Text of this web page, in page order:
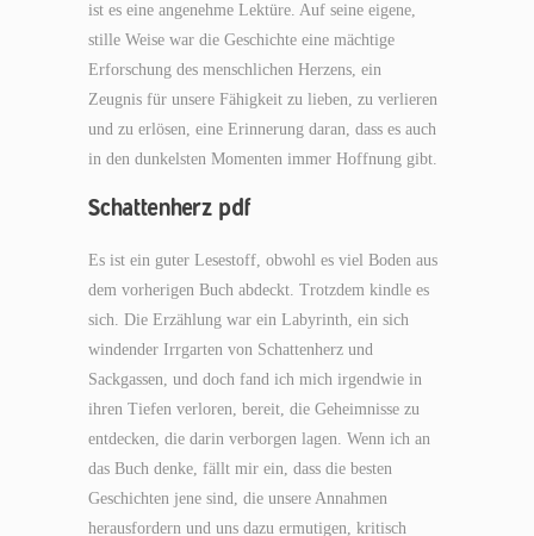
ist es eine angenehme Lektüre. Auf seine eigene,
stille Weise war die Geschichte eine mächtige
Erforschung des menschlichen Herzens, ein
Zeugnis für unsere Fähigkeit zu lieben, zu verlieren
und zu erlösen, eine Erinnerung daran, dass es auch
in den dunkelsten Momenten immer Hoffnung gibt.
Schattenherz pdf
Es ist ein guter Lesestoff, obwohl es viel Boden aus
dem vorherigen Buch abdeckt. Trotzdem kindle es
sich. Die Erzählung war ein Labyrinth, ein sich
windender Irrgarten von Schattenherz und
Sackgassen, und doch fand ich mich irgendwie in
ihren Tiefen verloren, bereit, die Geheimnisse zu
entdecken, die darin verborgen lagen. Wenn ich an
das Buch denke, fällt mir ein, dass die besten
Geschichten jene sind, die unsere Annahmen
herausfordern und uns dazu ermutigen, kritisch